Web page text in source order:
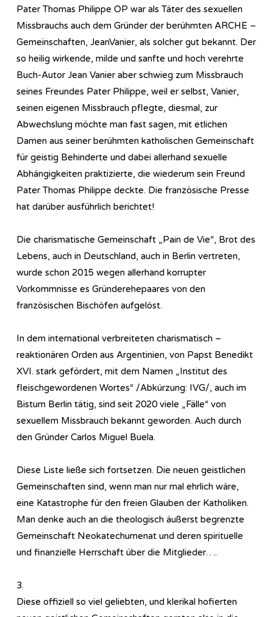
Pater Thomas Philippe OP war als Täter des sexuellen
Missbrauchs auch dem Gründer der berühmten ARCHE –
Gemeinschaften, JeanVanier, als solcher gut bekannt. Der
so heilig wirkende, milde und sanfte und hoch verehrte
Buch-Autor Jean Vanier aber schwieg zum Missbrauch
seines Freundes Pater Philippe, weil er selbst, Vanier,
seinen eigenen Missbrauch pflegte, diesmal, zur
Abwechslung möchte man fast sagen, mit etlichen
Damen aus seiner berühmten katholischen Gemeinschaft
für geistig Behinderte und dabei allerhand sexuelle
Abhängigkeiten praktizierte, die wiederum sein Freund
Pater Thomas Philippe deckte. Die französische Presse
hat darüber ausführlich berichtet!
Die charismatische Gemeinschaft „Pain de Vie“, Brot des
Lebens, auch in Deutschland, auch in Berlin vertreten,
wurde schon 2015 wegen allerhand korrupter
Vorkommnisse es Gründerehepaares von den
französischen Bischöfen aufgelöst.
In dem international verbreiteten charismatisch –
reaktionären Orden aus Argentinien, von Papst Benedikt
XVI. stark gefördert, mit dem Namen „Institut des
fleischgewordenen Wortes“ /Abkürzung: IVG/, auch im
Bistum Berlin tätig, sind seit 2020 viele „Fälle“ von
sexuellem Missbrauch bekannt geworden. Auch durch
den Gründer Carlos Miguel Buela.
Diese Liste ließe sich fortsetzen. Die neuen geistlichen
Gemeinschaften sind, wenn man nur mal ehrlich wäre,
eine Katastrophe für den freien Glauben der Katholiken.
Man denke auch an die theologisch äußerst begrenzte
Gemeinschaft Neokatechumenat und deren spirituelle
und finanzielle Herrschaft über die Mitglieder….
3.
Diese offiziell so viel geliebten, und klerikal hofierten